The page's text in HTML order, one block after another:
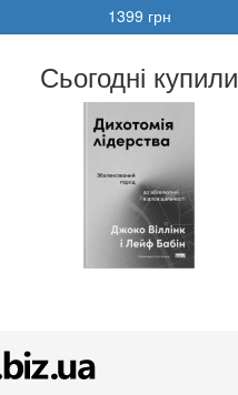
1399 грн
Сьогодні купили